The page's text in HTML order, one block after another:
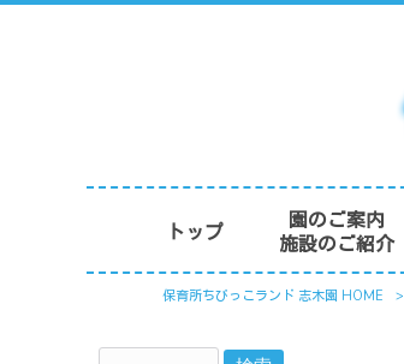
トップ
園のご案内
施設のご紹介
保育所ちびっこランド 志木園 HOME >